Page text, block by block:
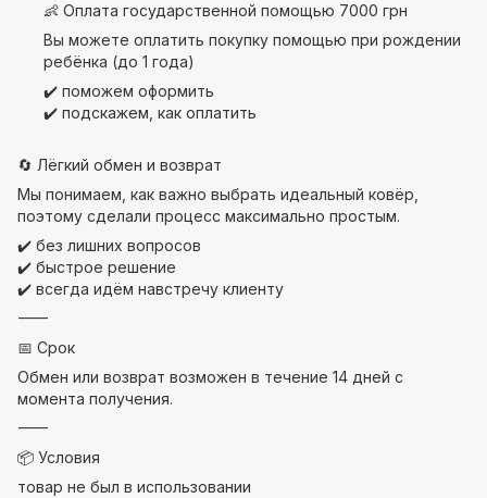
👶 Оплата государственной помощью 7000 грн
Вы можете оплатить покупку помощью при рождении
ребёнка (до 1 года)
✔️ поможем оформить
✔️ подскажем, как оплатить
🔄 Лёгкий обмен и возврат
Мы понимаем, как важно выбрать идеальный ковёр,
поэтому сделали процесс максимально простым.
✔️ без лишних вопросов
✔️ быстрое решение
✔️ всегда идём навстречу клиенту
⸻
📅 Срок
Обмен или возврат возможен в течение 14 дней с
момента получения.
⸻
📦 Условия
товар не был в использовании